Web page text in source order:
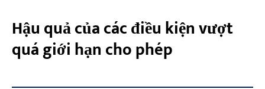
Hậu quả của các điều kiện vượt
quá giới hạn cho phép